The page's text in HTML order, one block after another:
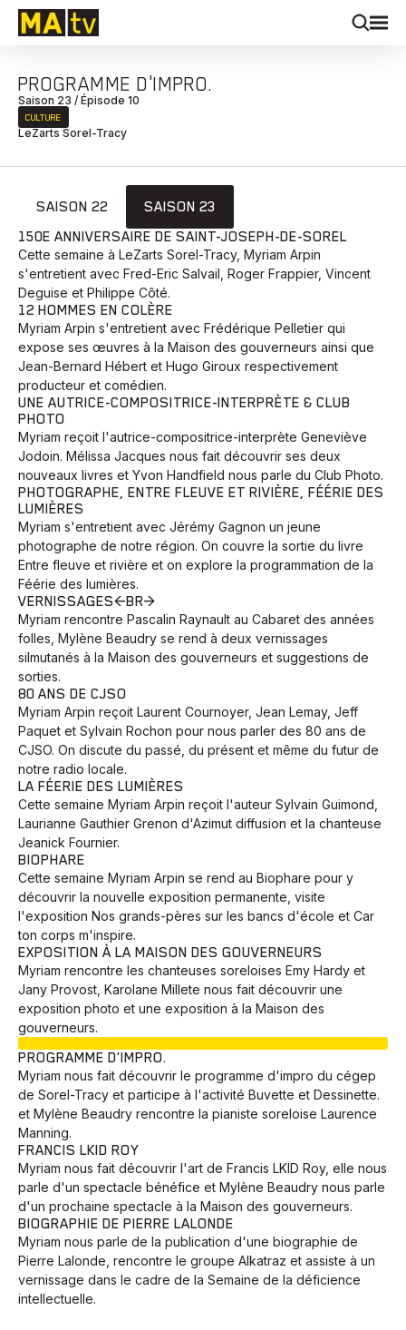
PROGRAMME D'IMPRO.
Saison 23 / Épisode 10
CULTURE
LeZarts Sorel-Tracy
SAISON 22
SAISON 23
150E ANNIVERSAIRE DE SAINT-JOSEPH-DE-SOREL
Cette semaine à LeZarts Sorel-Tracy, Myriam Arpin
s'entretient avec Fred-Eric Salvail, Roger Frappier, Vincent
Deguise et Philippe Côté.
12 HOMMES EN COLÈRE
Myriam Arpin s'entretient avec Frédérique Pelletier qui
expose ses œuvres à la Maison des gouverneurs ainsi que
Jean-Bernard Hébert et Hugo Giroux respectivement
producteur et comédien.
UNE AUTRICE-COMPOSITRICE-INTERPRÈTE & CLUB
PHOTO
Myriam reçoit l'autrice-compositrice-interprète Geneviève
Jodoin. Mélissa Jacques nous fait découvrir ses deux
nouveaux livres et Yvon Handfield nous parle du Club Photo.
PHOTOGRAPHE, ENTRE FLEUVE ET RIVIÈRE, FÉÉRIE DES
LUMIÈRES
Myriam s'entretient avec Jérémy Gagnon un jeune
photographe de notre région. On couvre la sortie du livre
Entre fleuve et rivière et on explore la programmation de la
Féérie des lumières.
VERNISSAGES<BR>
Myriam rencontre Pascalin Raynault au Cabaret des années
folles, Mylène Beaudry se rend à deux vernissages
silmutanés à la Maison des gouverneurs et suggestions de
sorties.
80 ANS DE CJSO
Myriam Arpin reçoit Laurent Cournoyer, Jean Lemay, Jeff
Paquet et Sylvain Rochon pour nous parler des 80 ans de
CJSO. On discute du passé, du présent et même du futur de
notre radio locale.
LA FÉERIE DES LUMIÈRES
Cette semaine Myriam Arpin reçoit l'auteur Sylvain Guimond,
Laurianne Gauthier Grenon d'Azimut diffusion et la chanteuse
Jeanick Fournier.
BIOPHARE
Cette semaine Myriam Arpin se rend au Biophare pour y
découvrir la nouvelle exposition permanente, visite
l'exposition Nos grands-pères sur les bancs d'école et Car
ton corps m'inspire.
EXPOSITION À LA MAISON DES GOUVERNEURS
Myriam rencontre les chanteuses soreloises Emy Hardy et
Jany Provost, Karolane Millete nous fait découvrir une
exposition photo et une exposition à la Maison des
gouverneurs.
PROGRAMME D'IMPRO.
Myriam nous fait découvrir le programme d'impro du cégep
de Sorel-Tracy et participe à l'activité Buvette et Dessinette.
et Mylène Beaudry rencontre la pianiste soreloise Laurence
Manning.
FRANCIS LKID ROY
Myriam nous fait découvrir l'art de Francis LKID Roy, elle nous
parle d'un spectacle bénéfice et Mylène Beaudry nous parle
d'un prochaine spectacle à la Maison des gouverneurs.
BIOGRAPHIE DE PIERRE LALONDE
Myriam nous parle de la publication d'une biographie de
Pierre Lalonde, rencontre le groupe Alkatraz et assiste à un
vernissage dans le cadre de la Semaine de la déficience
intellectuelle.